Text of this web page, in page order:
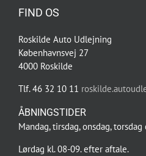
FIND OS
Roskilde Auto Udlejning
Københavnsvej 27
4000 Roskilde
Tlf. 46 32 10 11
ÅBNINGSTIDER
Mandag, tirsdag, onsdag,
Lørdag kl. 08-09. efter aftale.